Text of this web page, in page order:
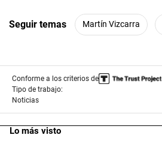
Seguir temas Martín Vizcarra
Conforme a los criterios de
Tipo de trabajo:
Noticias
Lo más visto